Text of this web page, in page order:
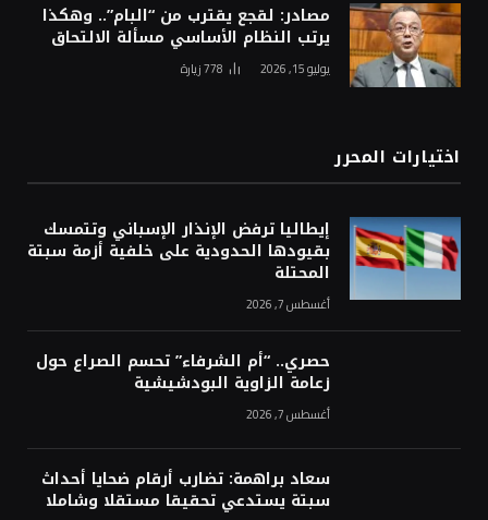
مصادر: لقجع يقترب من “البام”.. وهكذا
يرتب النظام الأساسي مسألة الالتحاق
يوليو 15, 2026 778زيارة
اختيارات المحرر
إيطاليا ترفض الإنذار الإسباني وتتمسك
بقيودها الحدودية على خلفية أزمة سبتة
المحتلة
أغسطس 7, 2026
حصري.. “أم الشرفاء” تحسم الصراع حول
زعامة الزاوية البودشيشية
أغسطس 7, 2026
سعاد براهمة: تضارب أرقام ضحايا أحداث
سبتة يستدعي تحقيقا مستقلا وشاملا